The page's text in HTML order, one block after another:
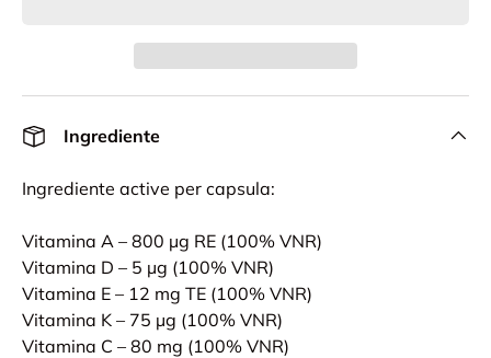
Ingrediente
Ingrediente active per capsula:
Vitamina A – 800 µg RE (100% VNR)
Vitamina D – 5 µg (100% VNR)
Vitamina E – 12 mg TE (100% VNR)
Vitamina K – 75 µg (100% VNR)
Vitamina C – 80 mg (100% VNR)